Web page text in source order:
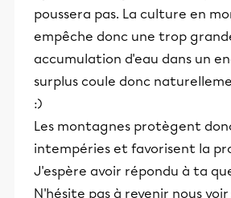
poussera pas. La culture en
empêche donc une trop
accumulation d'eau dans un
surplus coule donc
:)
Les montagnes protègent
intempéries et favorisent la
J'espère avoir répondu à ta
N'hésite pas à revenir nous